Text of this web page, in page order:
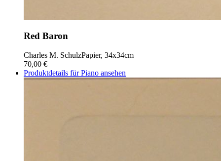
Red Baron
Charles M. SchulzPapier, 34x34cm
70,00 €
Produktdetails für Piano ansehen